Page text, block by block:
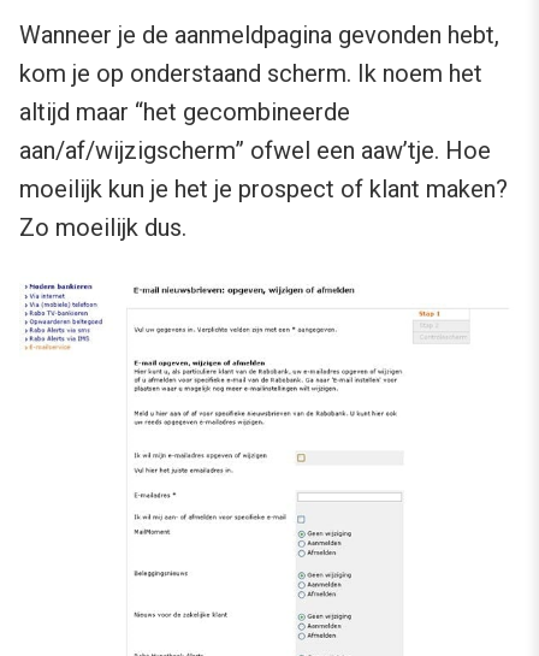
Wanneer je de aanmeldpagina gevonden hebt,
kom je op onderstaand scherm. Ik noem het
altijd maar “het gecombineerde
aan/af/wijzigscherm” ofwel een aaw’tje. Hoe
moeilijk kun je het je prospect of klant maken?
Zo moeilijk dus.